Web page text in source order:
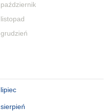
październik
listopad
grudzień
lipiec
sierpień